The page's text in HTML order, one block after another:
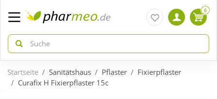
zurück
zurück
0
Startseite Sanitätshaus Pflaster
Fixierpflaster
Curafix H Fixierpflaster 15c